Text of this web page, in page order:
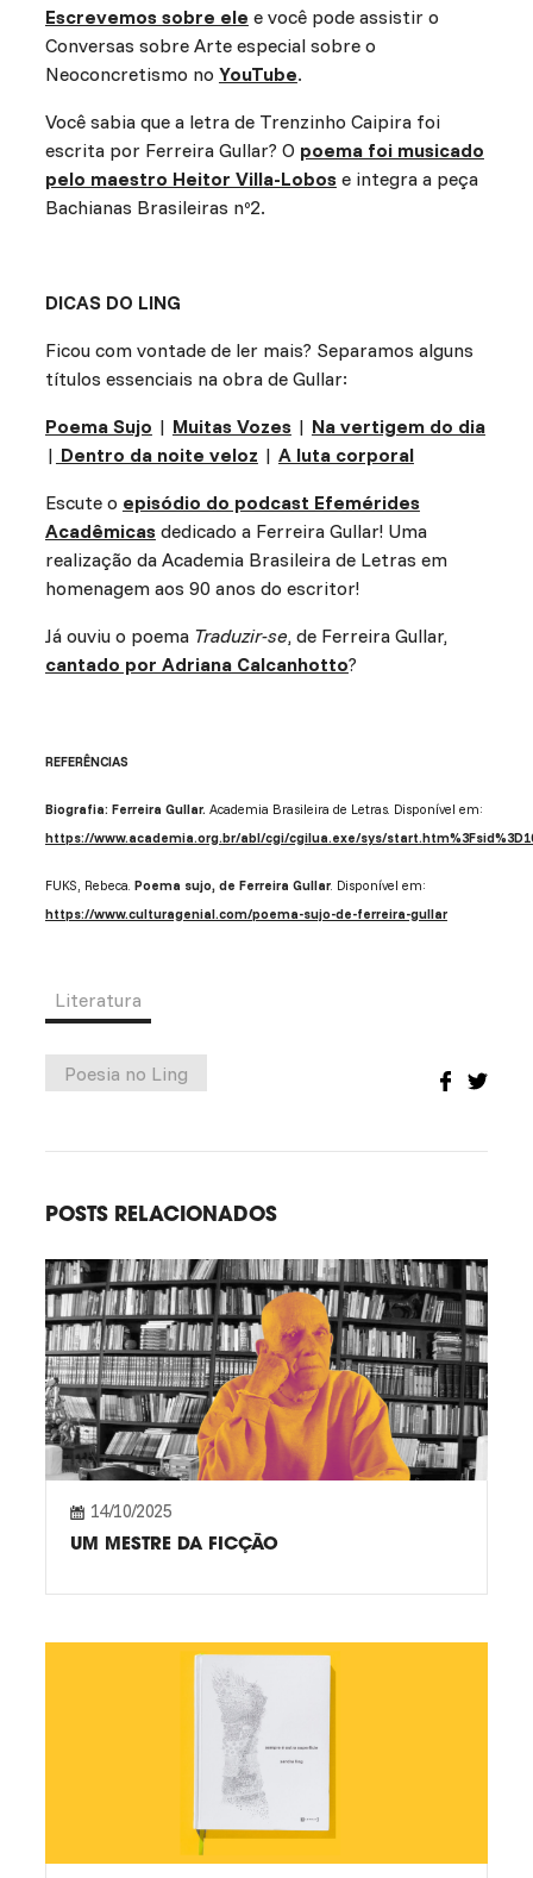
Escrevemos sobre ele e você pode assistir o
Conversas sobre Arte especial sobre o
Neoconcretismo no YouTube.
Você sabia que a letra de Trenzinho Caipira foi
escrita por Ferreira Gullar? O poema foi musicado
pelo maestro Heitor Villa-Lobos e integra a peça
Bachianas Brasileiras nº2.
DICAS DO LING
Ficou com vontade de ler mais? Separamos alguns
títulos essenciais na obra de Gullar:
Poema Sujo | Muitas Vozes | Na vertigem do dia
| Dentro da noite veloz | A luta corporal
Escute o episódio do podcast Efemérides
Acadêmicas dedicado a Ferreira Gullar! Uma
realização da Academia Brasileira de Letras em
homenagem aos 90 anos do escritor!
Já ouviu o poema Traduzir-se, de Ferreira Gullar,
cantado por Adriana Calcanhotto?
REFERÊNCIAS
Biografia: Ferreira Gullar. Academia Brasileira de Letras. Disponível em:
https://www.academia.org.br/abl/cgi/cgilua.exe/sys/
FUKS, Rebeca. Poema sujo, de Ferreira Gullar. Disponível em:
https://www.culturagenial.com/poema-sujo-de-ferreira-gullar
Literatura
Poesia no Ling
POSTS RELACIONADOS
14/10/2025
UM MESTRE DA FICÇÃO